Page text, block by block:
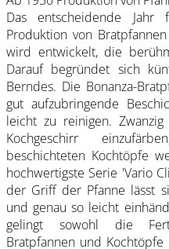
Das entscheidende
Produktion von
wird entwickelt, die
Darauf begründet sich
Berndes. Die Bonanza-
gut aufzubringende
leicht zu reinigen.
Kochgeschirr
beschichteten Kochtöpfe
hochwertigste Serie 'Vario
der Griff der Pfanne lässt
und genau so leicht
gelingt sowohl die
Bratpfannen und